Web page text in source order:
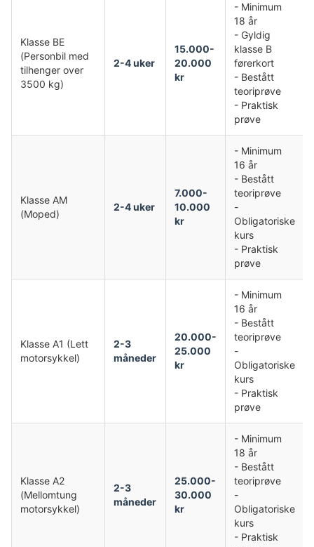
Klasse BE
(Personbil med
tilhenger over
3500 kg)
2-4 uker
15.000-
20.000
kr
- Minimum
18 år
- Gyldig
klasse B
førerkort
- Bestått
teoriprøve
- Praktisk
prøve
Klasse AM
(Moped)
2-4 uker
7.000-
10.000
kr
- Minimum
16 år
- Bestått
teoriprøve
-
Obligatoriske
kurs
- Praktisk
prøve
Klasse A1 (Lett
motorsykkel)
2-3
måneder
20.000-
25.000
kr
- Minimum
16 år
- Bestått
teoriprøve
-
Obligatoriske
kurs
- Praktisk
prøve
Klasse A2
(Mellomtung
motorsykkel)
2-3
måneder
25.000-
30.000
kr
- Minimum
18 år
- Bestått
teoriprøve
-
Obligatoriske
kurs
- Praktisk